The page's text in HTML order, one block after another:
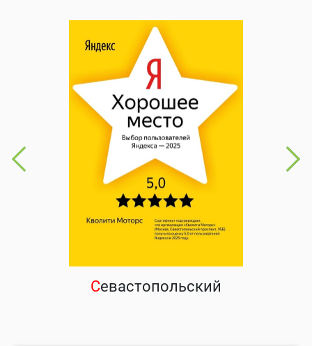
Севастопольский